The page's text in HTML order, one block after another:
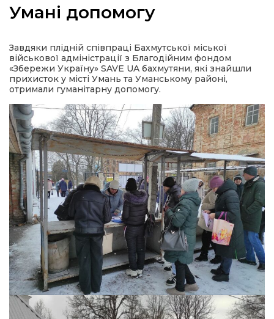
політика
місія
Умані допомогу
Завдяки плідній співпраці Бахмутської міської
військової адміністрації з Благодійним фондом
«Збережи Україну» SAVE UA бахмутяни, які знайшли
прихисток у місті Умань та Уманському районі,
отримали гуманітарну допомогу.